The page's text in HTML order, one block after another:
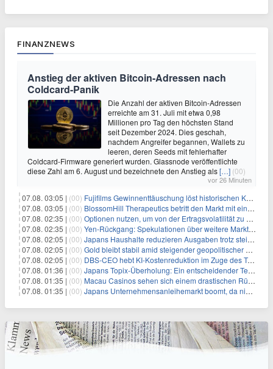
FINANZNEWS
Anstieg der aktiven Bitcoin-Adressen nach
Coldcard-Panik
Die Anzahl der aktiven Bitcoin-Adressen
erreichte am 31. Juli mit etwa 0,98
Millionen pro Tag den höchsten Stand
seit Dezember 2024. Dies geschah,
nachdem Angreifer begannen, Wallets zu
leeren, deren Seeds mit fehlerhafter
Coldcard-Firmware generiert wurden. Glassnode veröffentlichte
diese Zahl am 6. August und bezeichnete den Anstieg als[…] (00)
vor 26 Minuten
07.08. 03:05 | (00) Fujifilms Gewinnenttäuschung löst historischen Kursrückgang aus
07.08. 03:05 | (00) BlossomHill Therapeutics betritt den Markt mit einem IPO-Boost von 150 Millionen Dollar
07.08. 02:35 | (00) Optionen nutzen, um von der Ertragsvolatilität zu profitieren
07.08. 02:35 | (00) Yen-Rückgang: Spekulationen über weitere Marktinterventionen nehmen zu
07.08. 02:05 | (00) Japans Haushalte reduzieren Ausgaben trotz steigender Löhne: Ein Warnsignal für das Wachstum
07.08. 02:05 | (00) Gold bleibt stabil amid steigender geopolitischer Spannungen im Persischen Golf
07.08. 02:05 | (00) DBS-CEO hebt KI-Kostenreduktion im Zuge des Token-Paradoxons hervor
07.08. 01:36 | (00) Japans Topix-Überholung: Ein entscheidender Test für Small Caps
07.08. 01:35 | (00) Macau Casinos sehen sich einem drastischen Rückgang der Einnahmen angesichts der anhaltenden China-Razzia gegenüber
07.08. 01:35 | (00) Japans Unternehmensanleihemarkt boomt, da niedriger bewertete Kreditnehmer nach Schutz durch Covenants suchen